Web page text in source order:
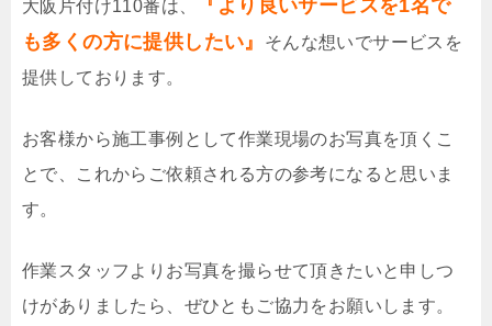
大阪片付け110番は、
『より良いサービスを1名で
も多くの方に提供したい』
そんな想いでサービスを
提供しております。
お客様から施工事例として作業現場のお写真を頂くこ
とで、これからご依頼される方の参考になると思いま
す。
作業スタッフよりお写真を撮らせて頂きたいと申しつ
けがありましたら、ぜひともご協力をお願いします。